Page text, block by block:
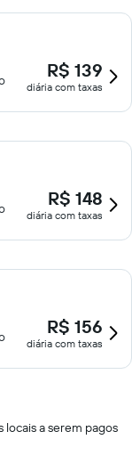
R$ 139
diária com taxas
R$ 148
diária com taxas
R$ 156
diária com taxas
a serem pagos